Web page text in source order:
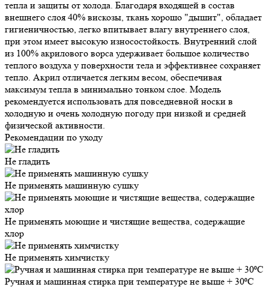
тепла и защиты от холода. Благодаря входящей в состав
внешнего слоя 40% вискозы, ткань хорошо "дышит", обладает
гигиеничностью, легко впитывает влагу внутреннего слоя,
при этом имеет высокую износостойкость. Внутренний слой
из 100% акрилового ворса удерживает большое количество
теплого воздуха у поверхности тела и эффективнее сохраняет
тепло. Акрил отличается легким весом, обеспечивая
максимум тепла в минимально тонком слое. Модель
рекомендуется использовать для повседневной носки в
холодную и очень холодную погоду при низкой и средней
физической активности.
Рекомендации по уходу
Не гладить
Не применять машинную сушку
Не применять моющие и чистящие вещества, содержащие
хлор
Не применять химчистку
Ручная и машинная стирка при температуре не выше + 30⁰С